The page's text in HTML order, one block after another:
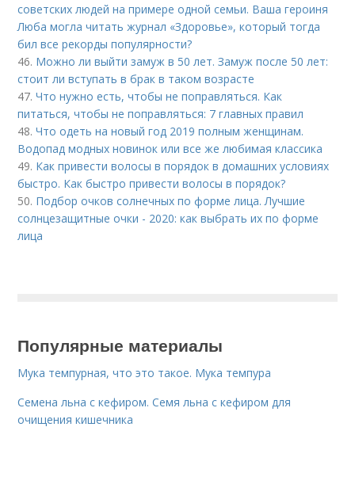
советских людей на примере одной семьи. Ваша героиня
Люба могла читать журнал «Здоровье», который тогда
бил все рекорды популярности?
46. Можно ли выйти замуж в 50 лет. Замуж после 50 лет:
стоит ли вступать в брак в таком возрасте
47.Что нужно есть, чтобы не поправляться. Как
питаться, чтобы не поправляться: 7 главных правил
48.Что одеть на новый год 2019 полным женщинам.
Водопад модных новинок или все же любимая классика
49. Как привести волосы в порядок в домашних условиях
быстро. Как быстро привести волосы в порядок?
50. Подбор очков солнечных по форме лица. Лучшие
солнцезащитные очки - 2020: как выбрать их по форме
лица
Популярные материалы
Мука темпурная, что это такое. Мука темпура
Семена льна с кефиром. Семя льна с кефиром для
очищения кишечника